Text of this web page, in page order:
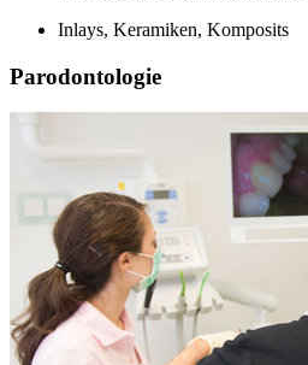
Inlays, Keramiken, Komposits
Parodontologie